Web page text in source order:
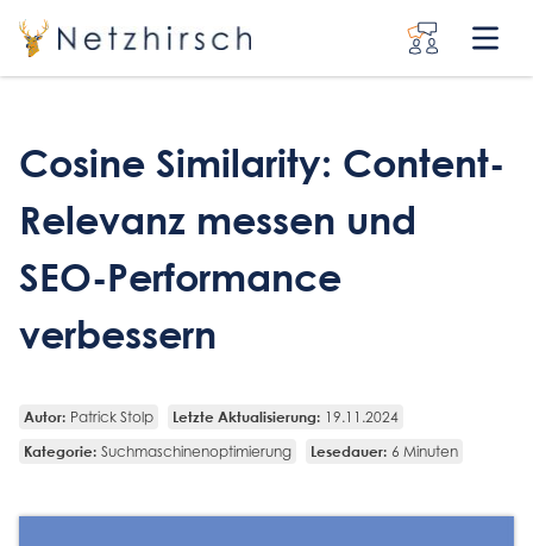
Cosine Similarity: Content-
Relevanz messen und
SEO-Performance
verbessern
Autor: Patrick Stolp Letzte Aktualisierung: 19.11.2024
Kategorie: Suchmaschinenoptimierung Lesedauer: 6 Minuten